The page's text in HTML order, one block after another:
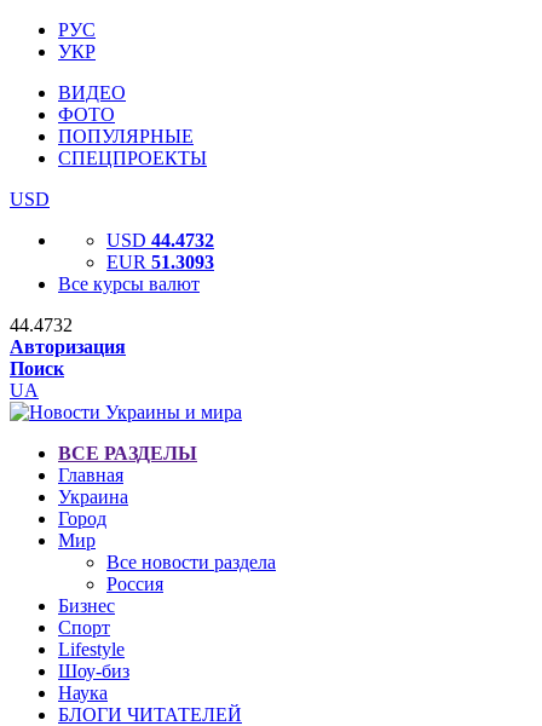
РУС
УКР
ВИДЕО
ФОТО
ПОПУЛЯРНЫЕ
СПЕЦПРОЕКТЫ
USD
USD 44.4732
EUR 51.3093
Все курсы валют
44.4732
Авторизация
Поиск
UA
ВСЕ РАЗДЕЛЫ
Главная
Украина
Город
Мир
Все новости раздела
Россия
Бизнес
Спорт
Lifestyle
Шоу-биз
Наука
БЛОГИ ЧИТАТЕЛЕЙ